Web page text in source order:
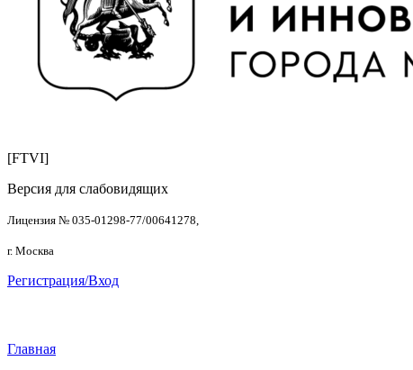
[FTVI]
Версия для слабовидящих
Лицензия № 035-01298-77/00641278,
г. Москва
Регистрация/Вход
Главная